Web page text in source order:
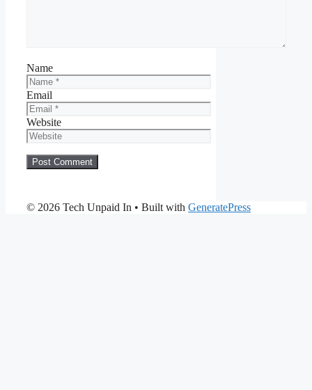
Name
Email
Website
© 2026 Tech Unpaid In • Built with GeneratePress